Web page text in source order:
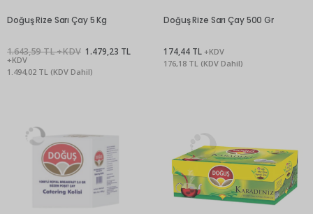
Doğuş Rize Sarı Çay 5 Kg
1.643,59 TL +KDV 1.479,23 TL
+KDV
1.494,02 TL (KDV Dahil)
Doğuş Rize Sarı Çay 500 Gr
174,44 TL +KDV
176,18 TL (KDV Dahil)